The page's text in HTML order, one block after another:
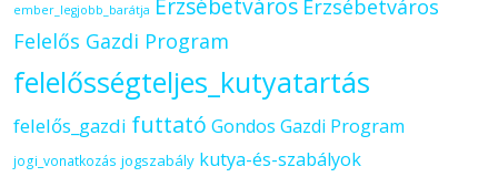
ember_legjobb_barátja Erzsébetváros Erzsébetváros
Felelős Gazdi Program
felelősségteljes_kutyatartás
felelős_gazdi futtató Gondos Gazdi Program
jogi_vonatkozás jogszabály kutya-és-szabályok